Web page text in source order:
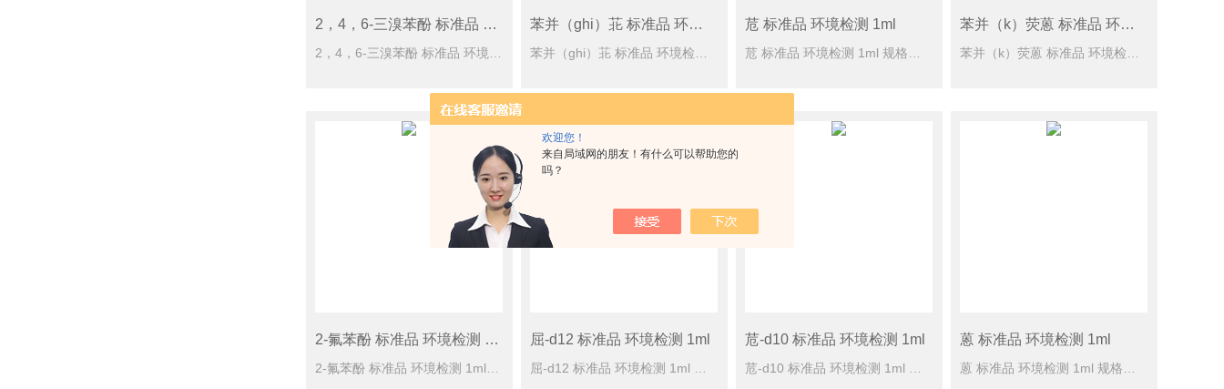
欢迎您！
来自局域网的朋友！有什么可以帮助您的
吗？
2，4，6-三溴苯酚 标准品 环境检测 1ml 苯并（ghi）苝 标准品 环境检测 1ml 苊 标准品 环境检测 1ml 苯并（k）荧蒽 标准品 环境检测 1ml
2-氟苯酚 标准品 环境检测 1ml 屈-d12 标准品 环境检测 1ml 苊-d10 标准品 环境检测 1ml 蒽 标准品 环境检测 1ml